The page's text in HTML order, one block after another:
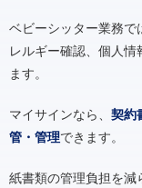
ベビーシッター業務で
レルギー確認、個人
ます。
マイサインなら、 契約
管・管理できます。
紙書類の管理負担を減